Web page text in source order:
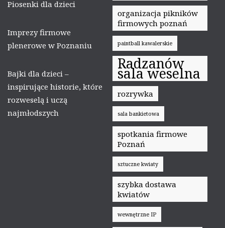
Piosenki dla dzieci
Imprezy firmowe
plenerowe w Poznaniu
Bajki dla dzieci –
inspirujące historie, które
rozweselą i uczą
najmłodszych
organizacja pikników
firmowych poznań
paintball kawalerskie
Radzanów
sala weselna
rozrywka
sala bankietowa
spotkania firmowe
Poznań
sztuczne kwiaty
szybka dostawa
kwiatów
wewnętrzne IP